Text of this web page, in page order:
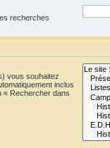
recherches
vous souhaitez
inclus
« Rechercher dans